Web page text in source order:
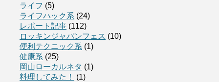
ライフ (5)
ライフハック系 (24)
レポート記事 (112)
ロッキンジャパンフェス (10)
便利テクニック系 (1)
健康系 (25)
岡山ローカルネタ (1)
料理してみた！
(1)